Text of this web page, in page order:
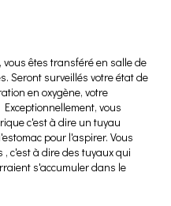
êtes transféré en salle de
Seront surveillés votre état de
en oxygène, votre
vous
c'est à dire un tuyau
pour l'aspirer. Vous
c'est à dire des tuyaux qui
s'accumuler dans le